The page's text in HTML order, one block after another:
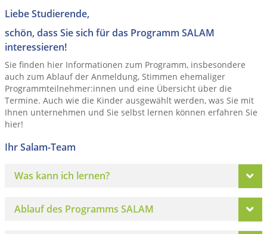
Liebe Studierende,
schön, dass Sie sich für das Programm SALAM
interessieren!
Sie finden hier Informationen zum Programm, insbesondere
auch zum Ablauf der Anmeldung, Stimmen ehemaliger
Programmteilnehmer:innen und eine Übersicht über die
Termine. Auch wie die Kinder ausgewählt werden, was Sie mit
Ihnen unternehmen und Sie selbst lernen können erfahren Sie
hier!
Ihr Salam-Team
Was kann ich lernen?
Ablauf des Programms SALAM